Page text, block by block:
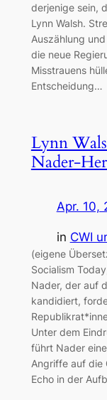
derjenige sein,
Lynn Walsh.
Auszählung
die neue
Misstrauens
Entscheidung…
Lynn
Nader-
Apr. 10,
in CWI
(eigene
Socialism
Nader, der auf
kandidiert,
Unter dem
führt Nader
Angriffe auf die
Echo in der